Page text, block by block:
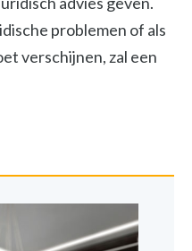
problemen of als
verschijnen, zal een